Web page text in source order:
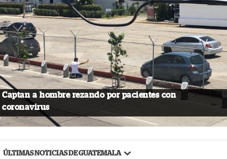
Captan a hombre rezando por pacientes con
coronavirus
ÚLTIMAS NOTICIAS DE GUATEMALA